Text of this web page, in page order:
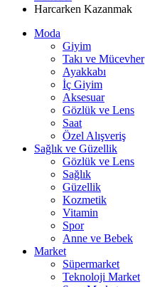
Harcarken Kazanmak
Moda
Giyim
Takı ve Mücevher
Ayakkabı
İç Giyim
Aksesuar
Gözlük ve Lens
Saat
Özel Alışveriş
Sağlık ve Güzellik
Gözlük ve Lens
Sağlık
Güzellik
Kozmetik
Vitamin
Spor
Anne ve Bebek
Market
Süpermarket
Teknoloji Market